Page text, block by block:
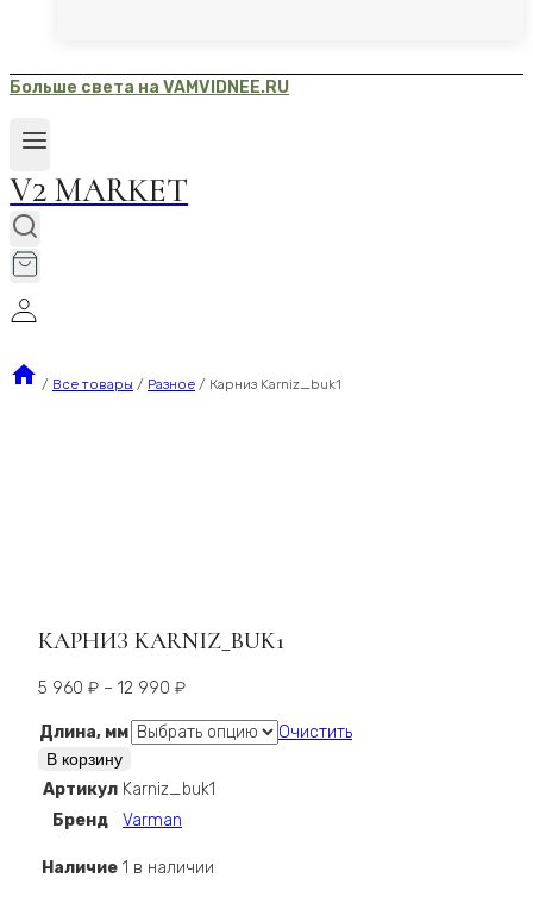
Больше света на VAMVIDNEE.RU
V2 MARKET
/ Все товары / Разное / Карниз Karniz_buk1
КАРНИЗ KARNIZ_BUK1
5 960 ₽ – 12 990 ₽Диапазон
5 960 ₽
12 990 ₽
Длина, мм
Очистить
Количество
Карниз
Karniz_buk1
В корзину
Артикул Karniz_buk1
Бренд
Varman
Наличие 1 в наличии